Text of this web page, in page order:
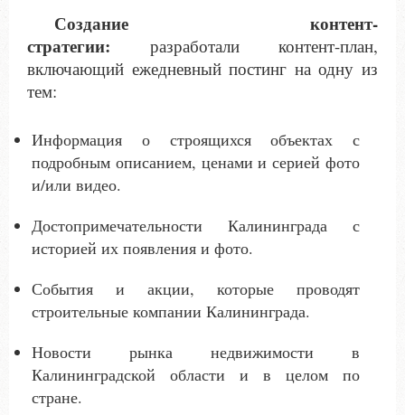
Создание контент-
стратегии: разработали контент-план,
включающий ежедневный постинг на одну из
тем:
Информация о строящихся объектах с
подробным описанием, ценами и серией фото
и/или видео.
Достопримечательности Калининграда с
историей их появления и фото.
События и акции, которые проводят
строительные компании Калининграда.
Новости рынка недвижимости в
Калининградской области и в целом по
стране.